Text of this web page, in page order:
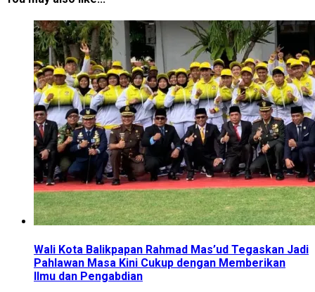
Wali Kota Balikpapan Rahmad Mas’ud Tegaskan Jadi
Pahlawan Masa Kini Cukup dengan Memberikan
Ilmu dan Pengabdian